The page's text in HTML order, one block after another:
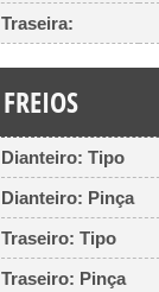
Traseira:
FREIOS
Dianteiro: Tipo
Dianteiro: Pinça
Traseiro: Tipo
Traseiro: Pinça